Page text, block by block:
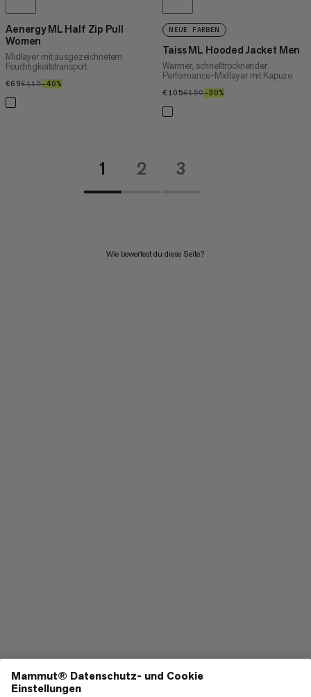
Aenergy ML Half Zip Pull
Women
Midlayer mit ausgezeichnetem
Feuchtigkeitstransport
€69€69
€115€115
–40%
NEUE FARBEN
Taiss ML Hooded Jacket Men
Warmer, schnelltrocknender
Performance-Midlayer mit Kapuze
€105€105
€150€150
–30%
1 2 3
Wie bewertest du diese Seite?